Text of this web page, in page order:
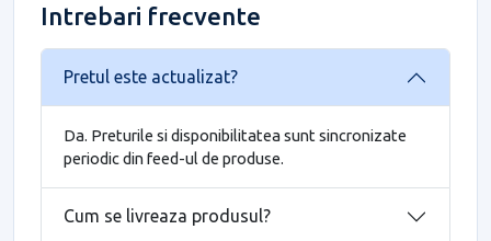
Intrebari frecvente
Pretul este actualizat?
Da. Preturile si disponibilitatea sunt sincronizate
periodic din feed-ul de produse.
Cum se livreaza produsul?